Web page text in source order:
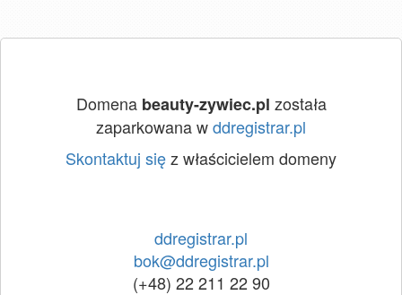
Domena beauty-zywiec.pl została
zaparkowana wddregistrar.pl
Skontaktuj sięz właścicielem domeny
ddregistrar.pl
bok@ddregistrar.pl
(+48) 22 211 22 90